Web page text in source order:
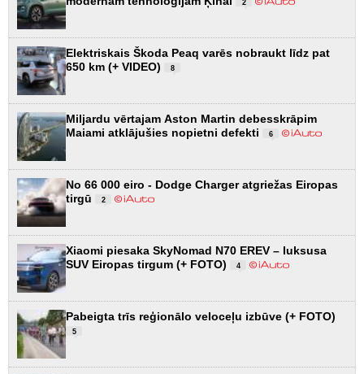
2
Elektriskais Škoda Peaq varēs nobraukt līdz pat
650 km (+ VIDEO)
8
Miljardu vērtajam Aston Martin debesskrāpim
Maiami atklājušies nopietni defekti
6
No 66 000 eiro - Dodge Charger atgriežas Eiropas
tirgū
2
Xiaomi piesaka SkyNomad N70 EREV – luksusa
SUV Eiropas tirgum (+ FOTO)
4
Pabeigta trīs reģionālo veloceļu izbūve (+ FOTO)
5